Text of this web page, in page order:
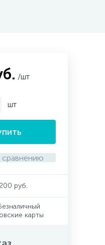
/шт
шт
сравнению
руб.
карты